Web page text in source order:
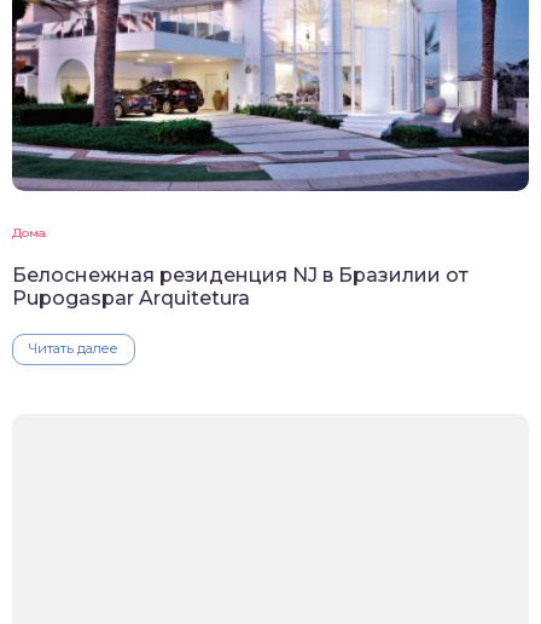
Дома
Белоснежная резиденция NJ в Бразилии от
Pupogaspar Arquitetura
Читать далее